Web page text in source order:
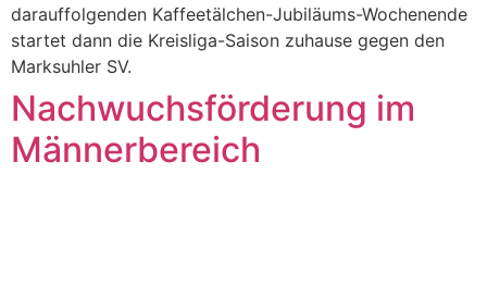
darauffolgenden Kaffeetälchen-Jubiläums-Wochenende
startet dann die Kreisliga-Saison zuhause gegen den
Marksuhler SV.
Nachwuchsförderung im
Männerbereich